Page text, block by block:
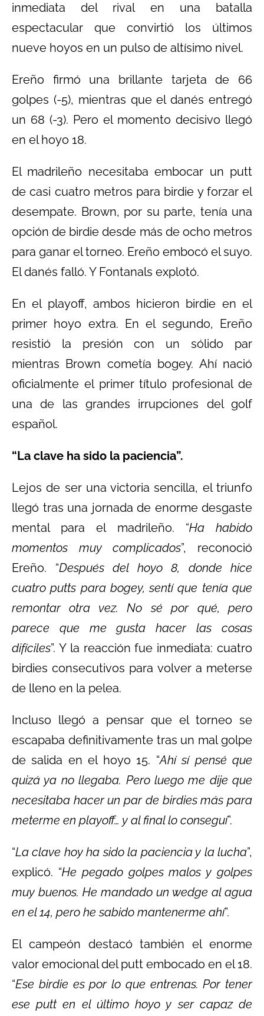
inmediata del rival en una batalla
espectacular que convirtió los últimos
nueve hoyos en un pulso de altísimo nivel.
Ereño firmó una brillante tarjeta de 66
golpes (-5), mientras que el danés entregó
un 68 (-3). Pero el momento decisivo llegó
en el hoyo 18.
El madrileño necesitaba embocar un putt
de casi cuatro metros para birdie y forzar el
desempate. Brown, por su parte, tenía una
opción de birdie desde más de ocho metros
para ganar el torneo. Ereño embocó el suyo.
El danés falló. Y Fontanals explotó.
En el playoff, ambos hicieron birdie en el
primer hoyo extra. En el segundo, Ereño
resistió la presión con un sólido par
mientras Brown cometía bogey. Ahí nació
oficialmente el primer título profesional de
una de las grandes irrupciones del golf
español.
“La clave ha sido la paciencia”.
Lejos de ser una victoria sencilla, el triunfo
llegó tras una jornada de enorme desgaste
mental para el madrileño. “Ha habido
momentos muy complicados”, reconoció
Ereño. “Después del hoyo 8, donde hice
cuatro putts para bogey, sentí que tenía que
remontar otra vez. No sé por qué, pero
parece que me gusta hacer las cosas
difíciles”. Y la reacción fue inmediata: cuatro
birdies consecutivos para volver a meterse
de lleno en la pelea.
Incluso llegó a pensar que el torneo se
escapaba definitivamente tras un mal golpe
de salida en el hoyo 15. “Ahí sí pensé que
quizá ya no llegaba. Pero luego me dije que
necesitaba hacer un par de birdies más para
meterme en playoff… y al final lo conseguí”.
“La clave hoy ha sido la paciencia y la lucha”,
explicó. “He pegado golpes malos y golpes
muy buenos. He mandado un wedge al agua
en el 14, pero he sabido mantenerme ahí”.
El campeón destacó también el enorme
valor emocional del putt embocado en el 18.
“Ese birdie es por lo que entrenas. Por tener
ese putt en el último hoyo y ser capaz de